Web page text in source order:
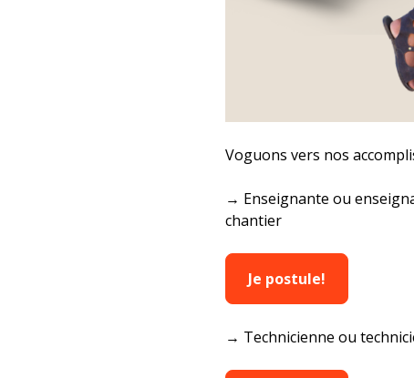
Voguons vers nos
→ Enseignante ou
chantier
Je postule!
→ Technicienne ou